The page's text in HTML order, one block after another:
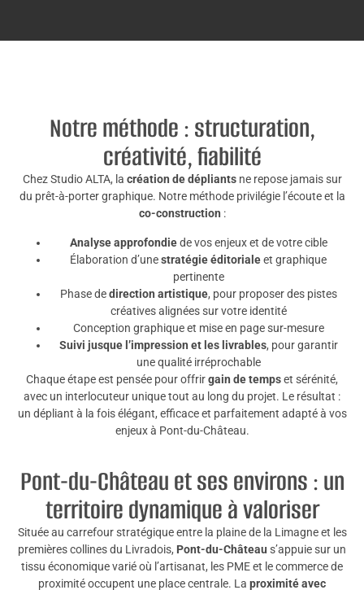
Notre méthode : structuration,
créativité, fiabilité
Chez Studio ALTA, la création de dépliantsne repose jamais sur
du prêt-à-porter graphique. Notre méthode privilégie l’écoute et la
co-construction :
Analyse approfondiede vos enjeux et de votre cible
Élaboration d’unestratégie éditorialeet graphique
pertinente
Phase dedirection artistique, pour proposer des pistes
créatives alignées sur votre identité
Conception graphique et mise en page sur-mesure
Suivi jusque l’impression et les livrables, pour garantir
une qualité irréprochable
Chaque étape est pensée pour offrirgain de tempset sérénité,
avec un interlocuteur unique tout au long du projet. Le résultat :
un dépliant à la fois élégant, efficace et parfaitement adapté à vos
enjeux à Pont-du-Château.
Pont-du-Château et ses environs : un
territoire dynamique à valoriser
Située au carrefour stratégique entre la plaine de la Limagne et les
premières collines du Livradois, Pont-du-Château s’appuie sur un
tissu économique varié où l’artisanat, les PME et le commerce de
proximité occupent une place centrale. La proximité avec